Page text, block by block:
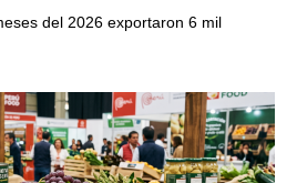
del 2026 exportaron 6 mil